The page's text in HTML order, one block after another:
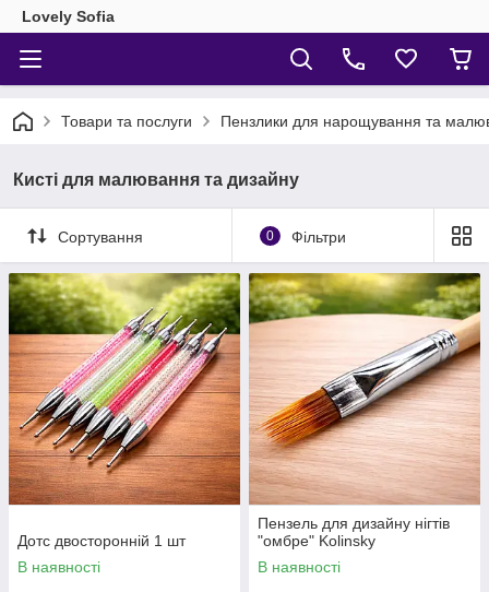
Lovely Sofia
Товари та послуги Пензлики для нарощування та
Кисті для малювання та дизайну
Сортування 0 Фільтри
Дотс двосторонній 1 шт
В наявності
Пензель для дизайну нігтів
"омбре" Kolinsky
В наявності